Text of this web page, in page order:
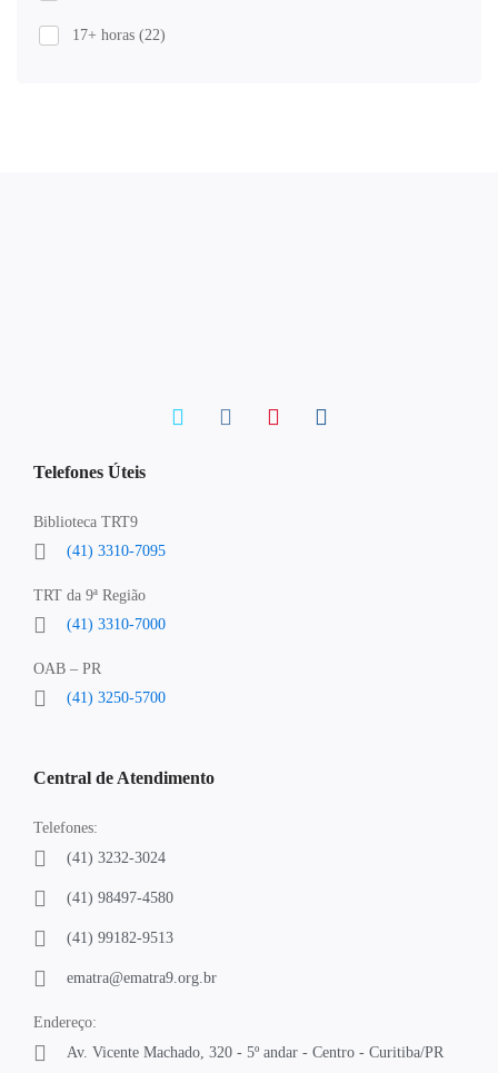
17+ horas (22)
Telefones Úteis
Biblioteca TRT9
(41) 3310-7095
TRT da 9ª Região
(41) 3310-7000
OAB – PR
(41) 3250-5700
Central de Atendimento
Telefones:
(41) 3232-3024
(41) 98497-4580
(41) 99182-9513
ematra@ematra9.org.br
Endereço:
Av. Vicente Machado, 320 - 5º andar - Centro - Curitiba/PR